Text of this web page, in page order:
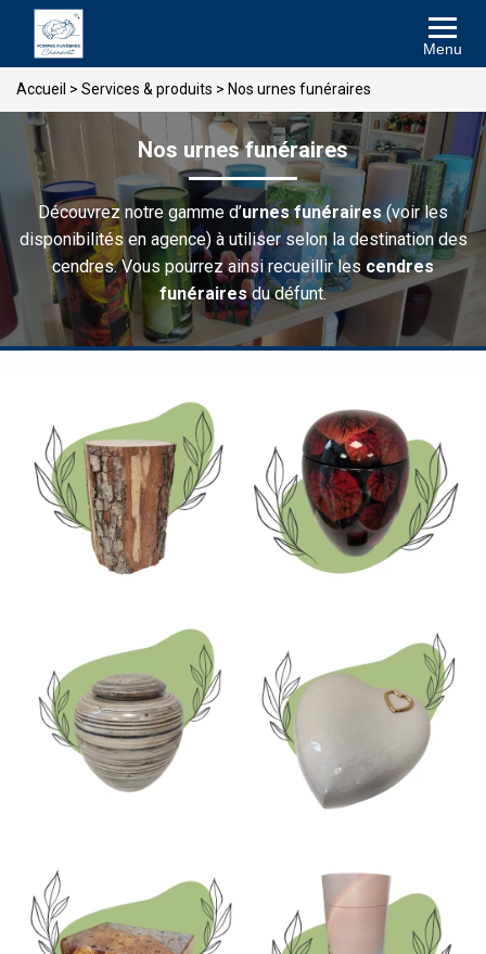
Menu
Accueil > Services & produits > Nos urnes funéraires
Nos urnes funéraires
Découvrez notre gamme d’urnes funéraires (voir les
disponibilités en agence) à utiliser selon la destination des
cendres. Vous pourrez ainsi recueillir les cendres
funérairesdu défunt.